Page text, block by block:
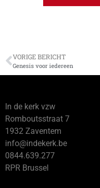
VORIGE BERICHT
Genesis voor iedereen
In de kerk vzw
Romboutsstraat 7
1932 Zaventem
info@indekerk.be
0844.639.277
RPR Brussel